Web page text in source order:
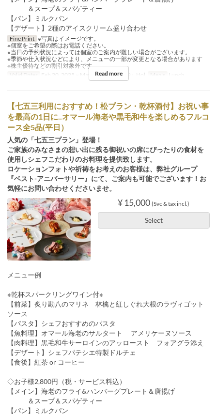
＆スープ＆スパゲティー
【パン】ミルクパン
【デザート】2種のアイスクリーム盛り合わせ
Fine Print ※写真はイメージです。
※個室をご希望の際はお電話ください。
※当日の予約状況によっては個室のご案内が難しい場合がございます。
※季節や仕入状況などにより、メニューの一部が変更となる場合があります
※株主優待などの割引対象外です
Valid Dates
Feb 20, 2025 ~ May 07 Days Sa, Su, Hol Meals Lunch
Read more
【七五三利用におすすめ！松プラン・乾杯酒付】お祝い事
を最高の1日に..オマール海老や黒毛和牛を楽しめるフルコ
ース全5品(平日）
人気の「七五三プラン」登場！
ご家族のみなさまの想い出に残る御祝いの席にぴったりの食材を
使用しシェフこだわりのお料理を提供致します。
ロケーションフォトや祈祷をお考えのお客様は、弊社グループ
『ベスト-アニバーサリー』にて、ご案内も可能でございます！お
気軽にお問い合わせくださいませ。
¥ 15,000 (Svc & tax incl.)
Select
メニュー例
※乾杯スパークリングワイン付※
【前菜】炙り勘八のマリネ 林檎と紅しぐれ大根のラヴィゴット
ソース
【パスタ】シェフおすすめのパスタ
【魚料理】オマール海老のサルタート アメリケーヌソース
【肉料理】黒毛和牛サーロインのアッロースト フォアグラ添え
【デザート】シェフパテシエ特製ドルチェ
【食後】紅茶 or コーヒー
◇お子様2,800円（税・サービス料込）
【メイン】海老のフライ&ハンバーグプレート＆唐揚げ
＆スープ＆スパゲティー
【パン】ミルクパン